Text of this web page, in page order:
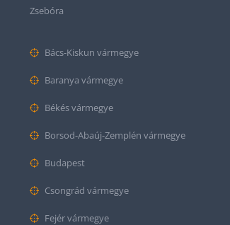
Zsebóra
Bács-Kiskun vármegye
Baranya vármegye
Békés vármegye
Borsod-Abaúj-Zemplén vármegye
Budapest
Csongrád vármegye
Fejér vármegye